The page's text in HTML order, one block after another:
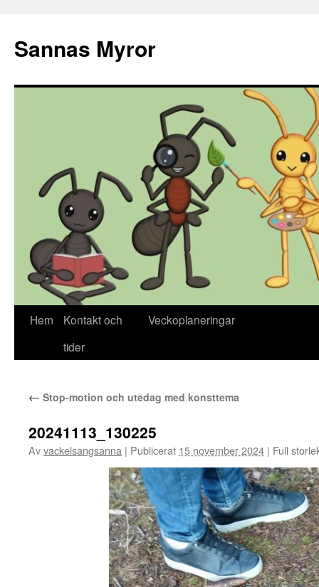
Sannas Myror
Hoppa
Hem
Kontakt och
tider
Veckoplaneringar
← Stop-motion och utedag med konsttema
20241113_130225
Avvackelsangsanna | Publicerat 15 november 2024 | Full